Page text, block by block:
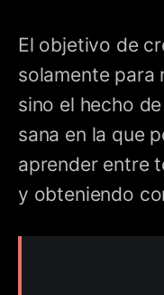
El objetivo de
solamente para
sino el hecho
sana en la que
aprender entre
y obteniendo